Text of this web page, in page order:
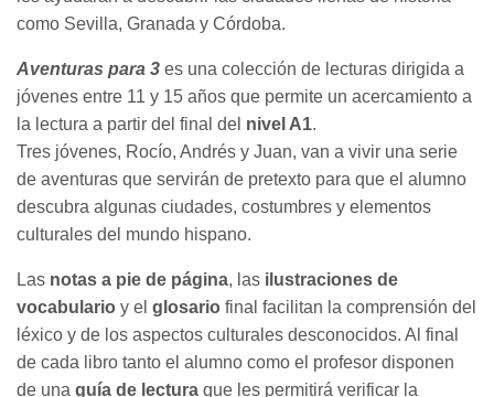
como Sevilla, Granada y Córdoba.
Aventuras para 3 es una colección de lecturas dirigida a
jóvenes entre 11 y 15 años que permite un acercamiento a
la lectura a partir del final del nivel A1.
Tres jóvenes, Rocío, Andrés y Juan, van a vivir una serie
de aventuras que servirán de pretexto para que el alumno
descubra algunas ciudades, costumbres y elementos
culturales del mundo hispano.
Las notas a pie de página, las ilustraciones de
vocabulario y el glosario final facilitan la comprensión del
léxico y de los aspectos culturales desconocidos. Al final
de cada libro tanto el alumno como el profesor disponen
de una guía de lectura que les permitirá verificar la